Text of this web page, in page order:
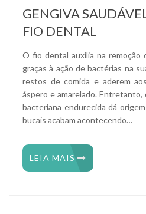
GENGIVA
FIO DENTAL
O fio dental auxilia na remoção
graças à ação de bactérias na
restos de comida e aderem
áspero e amarelado. Entretanto,
bacteriana endurecida dá
bucais acabam acontecendo…
LEIA MAIS